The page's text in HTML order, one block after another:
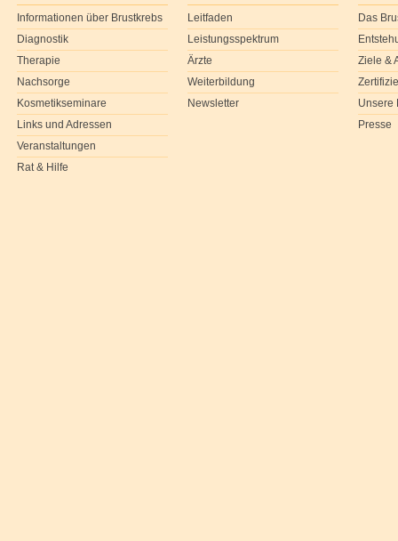
Informationen über Brustkrebs
Diagnostik
Therapie
Nachsorge
Kosmetikseminare
Links und Adressen
Veranstaltungen
Rat & Hilfe
Leitfaden
Leistungsspektrum
Ärzte
Weiterbildung
Newsletter
Das
Ziele &
Unsere
Presse